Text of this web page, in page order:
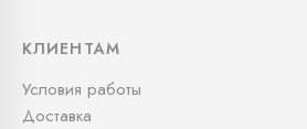
КЛИЕНТАМ
Условия работы
Доставка